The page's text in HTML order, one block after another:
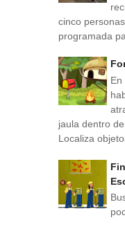
cinco
programada
En
jaula dentro
Localiza